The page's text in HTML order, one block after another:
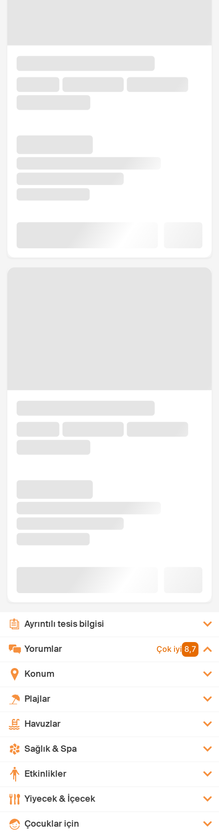
Ayrıntılı tesis bilgisi
Yorumlar Çok iyi 8,7
Konum
Plajlar
Havuzlar
Sağlık & Spa
Etkinlikler
Yiyecek & İçecek
Çocuklar için